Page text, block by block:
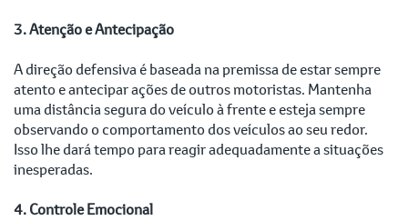
3. Atenção e Antecipação
A direção defensiva é baseada na premissa de estar sempre
atento e antecipar ações de outros motoristas. Mantenha
uma distância segura do veículo à frente e esteja sempre
observando o comportamento dos veículos ao seu redor.
Isso lhe dará tempo para reagir adequadamente a situações
inesperadas.
4. Controle Emocional